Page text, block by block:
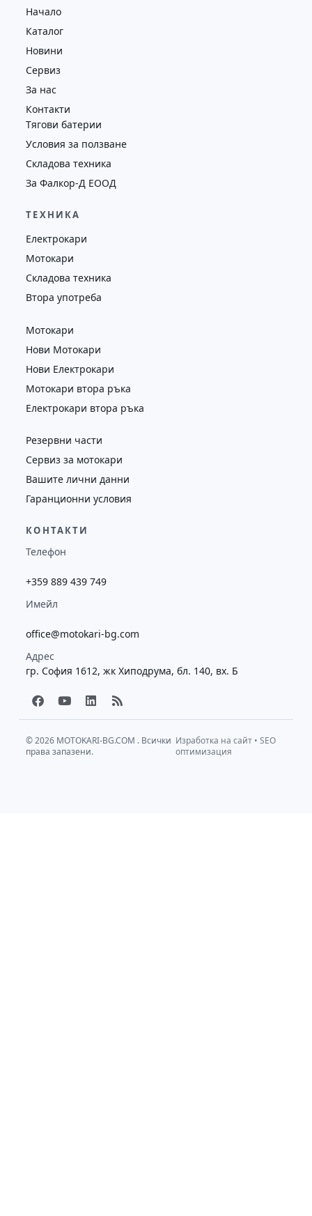
7476
Начало
Каталог
Новини
Сервиз
За нас
Контакти
Тягови батерии
Условия за ползване
Складова техника
За Фалкор-Д ЕООД
ТЕХНИКА
Електрокари
Мотокари
Складова техника
Втора употреба
Мотокари
Нови Мотокари
Нови Електрокари
Мотокари втора ръка
Електрокари втора ръка
Резервни части
Сервиз за мотокари
Вашите лични данни
Гаранционни условия
КОНТАКТИ
Телефон
+359 889 439 749
Имейл
office@motokari-bg.com
Адрес
гр. София 1612, жк Хиподрума, бл. 140, вх. Б
F
a
c
b
o
Y
o
u
u
b
L
i
n
e
d
R
s
s
© 2026 MOTOKARI-BG.COM . Всички
права запазени.
Изработка на сайт •SEO
оптимизация